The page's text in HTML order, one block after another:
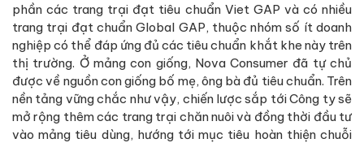
phần các trang trại đạt tiêu chuẩn Viet GAP và có nhiều
trang trại đạt chuẩn Global GAP, thuộc nhóm số ít doanh
nghiệp có thể đáp ứng đủ các tiêu chuẩn khắt khe này trên
thị trường. Ở mảng con giống, Nova Consumer đã tự chủ
được về nguồn con giống bố mẹ, ông bà đủ tiêu chuẩn. Trên
nền tảng vững chắc như vậy, chiến lược sắp tới Công ty sẽ
mở rộng thêm các trang trại chăn nuôi và đồng thời đầu tư
vào mảng tiêu dùng, hướng tới mục tiêu hoàn thiện chuỗi